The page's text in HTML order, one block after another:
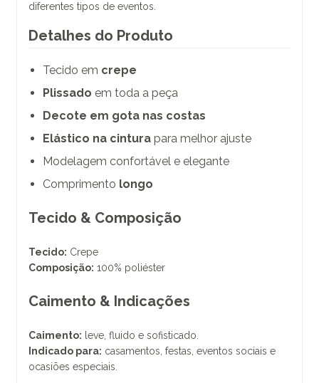
diferentes tipos de eventos.
Detalhes do Produto
Tecido em crepe
Plissado em toda a peça
Decote em gota nas costas
Elástico na cintura para melhor ajuste
Modelagem confortável e elegante
Comprimento longo
Tecido & Composição
Tecido: Crepe
Composição: 100% poliéster
Caimento & Indicações
Caimento: leve, fluido e sofisticado.
Indicado para: casamentos, festas, eventos sociais e
ocasiões especiais.